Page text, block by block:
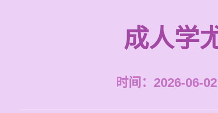
成人学
时间：2026-06-